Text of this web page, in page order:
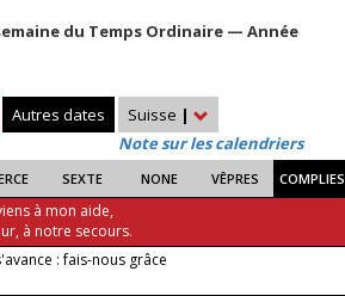
du Temps Ordinaire — Année
Autres dates Suisse |
Note sur les calendriers
SEXTE NONE VÊPRES COMPLIES
à mon aide,
à notre secours.
: fais-nous grâce